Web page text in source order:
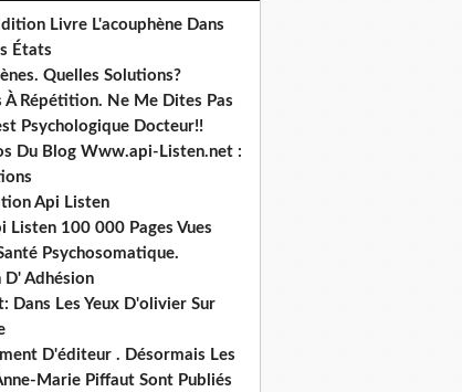
Livre L'acouphène Dans
États
Quelles Solutions?
À Répétition. Ne Me Dites Pas
Psychologique Docteur!!
Du Blog Www.api-Listen.net :
Api Listen
Listen 100 000 Pages Vues
Psychosomatique.
D' Adhésion
Dans Les Yeux D'olivier Sur
D'éditeur . Désormais Les
Marie Piffaut Sont Publiés